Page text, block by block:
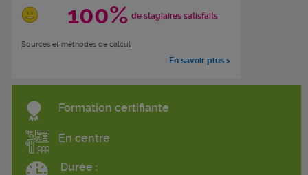
100% de stagiaires satisfaits
Sources et méthodes de calcul
En savoir plus >
Formation certifiante
En centre
Durée :